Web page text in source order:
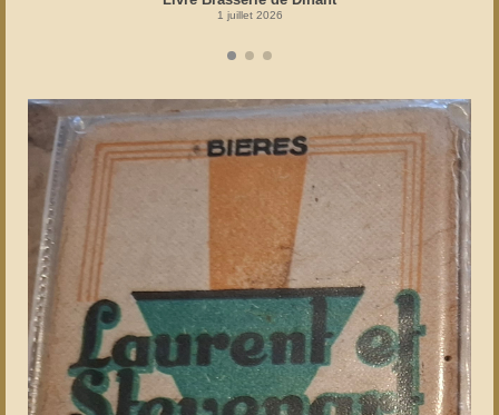
1 juillet 2026